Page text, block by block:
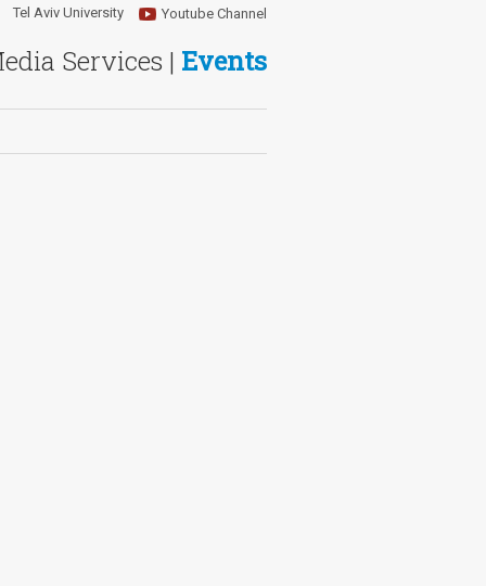
Services | Events
Youtube Channel
Tel Aviv University